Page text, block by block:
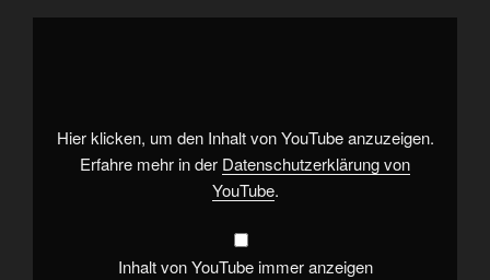
„Live-
AbosHier klicken, um den Inhalt von YouTube anzuzeigen.
Erfahre mehr in der Datenschutzerklärung von
YouTube.
Inhalt von YouTube immer anzeigen